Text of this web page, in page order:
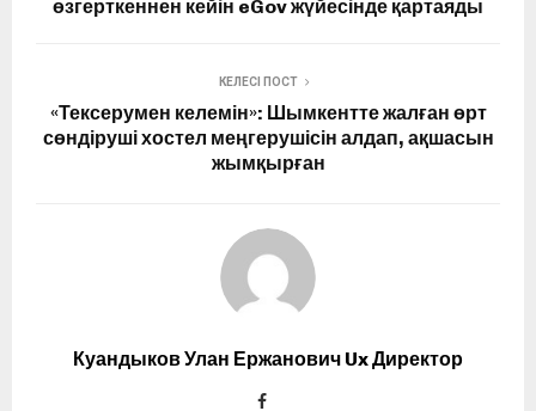
өзгерткеннен кейін eGov жүйесінде қартаяды
КЕЛЕСІ ПОСТ
«Тексерумен келемін»: Шымкентте жалған өрт
сөндіруші хостел меңгерушісін алдап, ақшасын
жымқырған
Куандыков Улан Ержанович Ux Директор